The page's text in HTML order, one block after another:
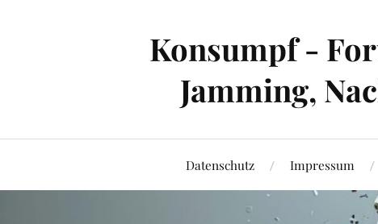
Konsumpf -
Jamming,
Datenschutz Impressum